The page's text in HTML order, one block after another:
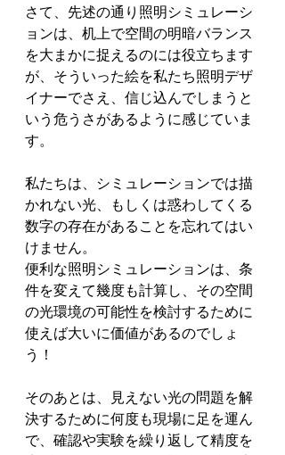
さて、先述の通り照明シミュレーシ
ョンは、机上で空間の明暗バランス
を大まかに捉えるのには役立ちます
が、そういった絵を私たち照明デザ
イナーでさえ、信じ込んでしまうと
いう危うさがあるように感じていま
す。
私たちは、シミュレーションでは描
かれない光、もしくは惑わしてくる
数字の存在があることを忘れてはい
けません。
便利な照明シミュレーションは、条
件を変えて幾度も計算し、その空間
の光環境の可能性を検討するために
使えば大いに価値があるのでしょ
う！
そのあとは、見えない光の問題を解
決するために何度も現場に足を運ん
で、確認や実験を繰り返して精度を